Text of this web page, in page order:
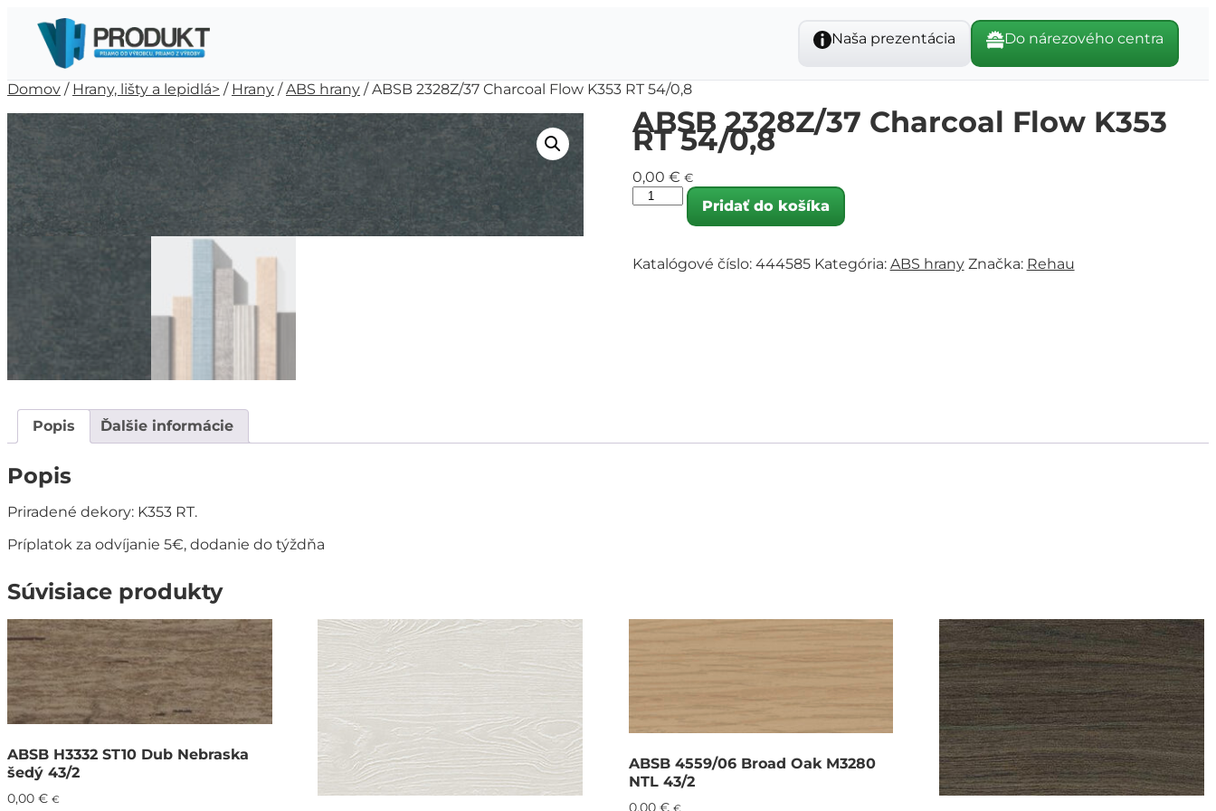
Naša prezentácia Do nárezového centra
Domov / Hrany, lišty a lepidlá> / Hrany /ABS hrany / ABSB 2328Z/37 Charcoal Flow K353 RT 54/0,8
ABSB 2328Z/37 Charcoal Flow K353
RT 54/0,8
0,00 € €
Pridať do košíka
Katalógové číslo: 444585 Kategória: ABS hrany Značka: Rehau
Popis Ďalšie informácie
Popis
Priradené dekory: K353 RT.
Príplatok za odvíjanie 5€, dodanie do týždňa
Súvisiace produkty
ABSB H3332 ST10 Dub Nebraska
šedý 43/2
0,00 € €
ABSB 4559/06 Broad Oak M3280
NTL 43/2
0,00 € €